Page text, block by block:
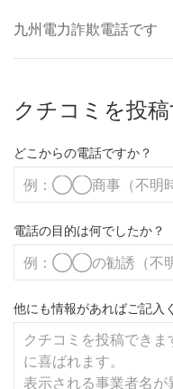
九州電力詐欺電話です
クチコミを投稿
どこからの電話ですか？
電話の目的は何でしたか？
他にも情報があればご記入